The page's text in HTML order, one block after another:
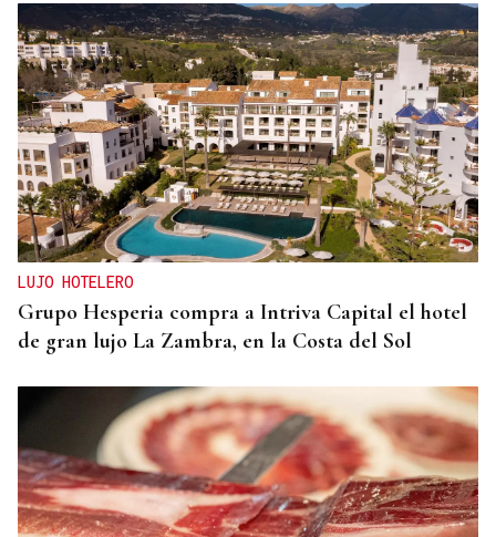
LUJO HOTELERO
Grupo Hesperia compra a Intriva Capital el hotel
de gran lujo La Zambra, en la Costa del Sol